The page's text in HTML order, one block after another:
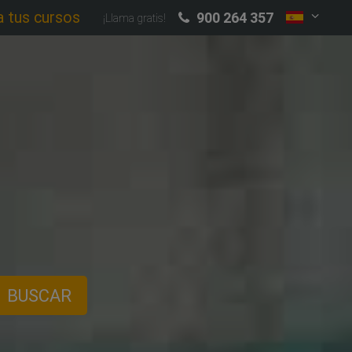
tus cursos ¡Llama gratis! 900 264 357
BUSCAR